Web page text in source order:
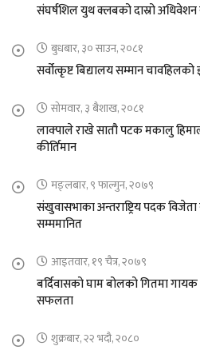
संघर्षशिल युथ क्लबको दास्रो अधिवेशन
बुधबार, ३० साउन, २०८१
सर्वोत्कृष्ट बिद्यालय सम्मान
सोमवार, ३ बैशाख, २०८१
लाक्पाले राखे सातौ पटक मकालु
कीर्तिमान
मङ्लबार, ९ फाल्गुन, २०७९
संखुवासभाका अन्तराष्ट्रिय पदक
सम्ममानित
आइतवार, १९ चैत्र, २०७९
बर्दिवासको घाम बोलको गितमा गायक
सफलता
शुक्रबार, २२ भदौ, २०८०